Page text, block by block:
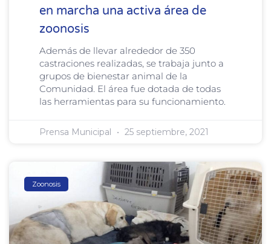
en marcha una activa área de
zoonosis
Además de llevar alrededor de 350
castraciones realizadas, se trabaja junto a
grupos de bienestar animal de la
Comunidad. El área fue dotada de todas
las herramientas para su funcionamiento.
Prensa Municipal 25 septiembre, 2021
Zoonosis